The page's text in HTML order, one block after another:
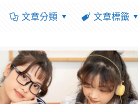
文章分類 文章標籤